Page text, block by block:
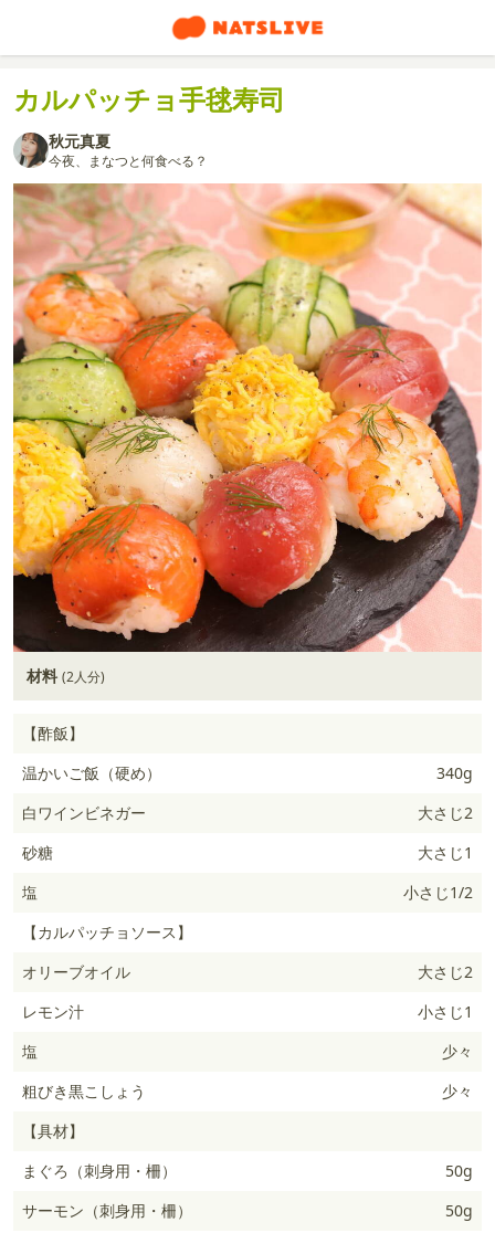
カルパッチョ手毬寿司
秋元真夏
今夜、まなつと何食べる？
材料 (2人分)
【酢飯】
温かいご飯（硬め）
340g
白ワインビネガー
大さじ2
砂糖
大さじ1
塩
小さじ1/2
【カルパッチョソース】
オリーブオイル
大さじ2
レモン汁
小さじ1
塩
少々
粗びき黒こしょう
少々
【具材】
まぐろ（刺身用・柵）
50g
サーモン（刺身用・柵）
50g